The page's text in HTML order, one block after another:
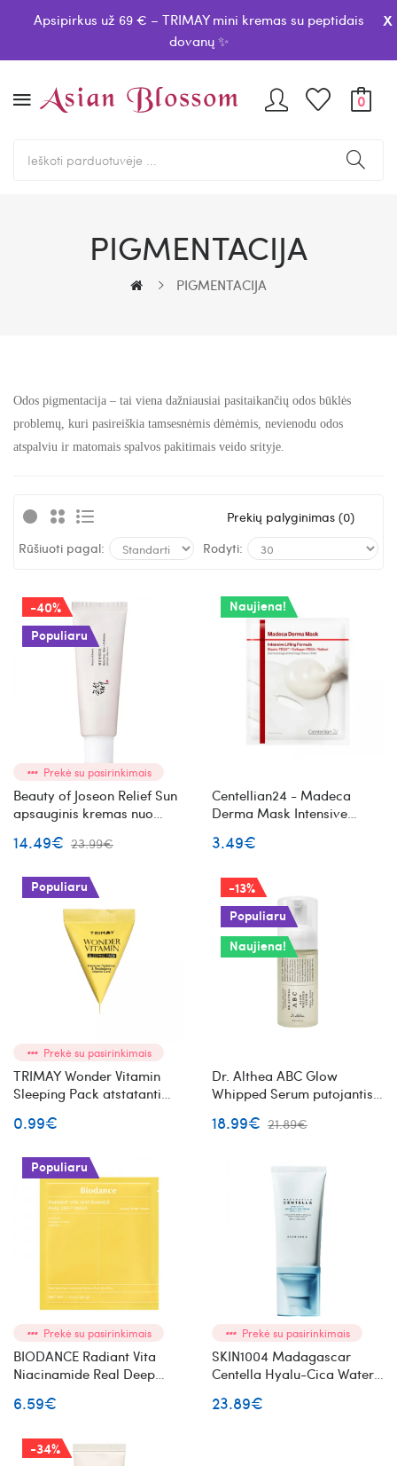
Apsipirkus už 69 € – TRIMAY mini kremas su peptidais
dovanų ✨
x
0
PIGMENTACIJA
PIGMENTACIJA
Odos pigmentacija – tai viena dažniausiai pasitaikančių odos būklės
problemų, kuri pasireiškia tamsesnėmis dėmėmis, nevienodu odos
atspalviu ir matomais spalvos pakitimais veido srityje.
Prekių palyginimas (0)
Rūšiuoti pagal:
Rodyti:
-40%
Populiaru
Prekė su pasirinkimais
Beauty of Joseon Relief Sun
apsauginis kremas nuo
14.49€ 23.99€
Naujiena!
Centellian24 - Madeca
Derma Mask Intensive
3.49€
Populiaru
Prekė su pasirinkimais
TRIMAY Wonder Vitamin
Sleeping Pack atstatanti
0.99€
-13%
Populiaru
Naujiena!
Dr. Althea ABC Glow
Whipped Serum putojantis
18.99€ 21.89€
Populiaru
Prekė su pasirinkimais
BIODANCE Radiant Vita
Niacinamide Real Deep
niacinamidu
6.59€
Prekė su pasirinkimais
SKIN1004 Madagascar
Centella Hyalu-Cica Water-
saulės SPF50+ PA++++
23.89€
-34%